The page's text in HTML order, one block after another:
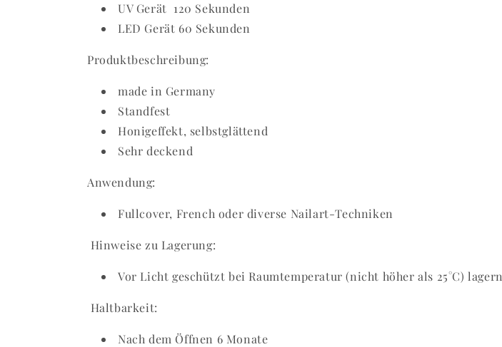
UV Gerät 120 Sekunden
LED Gerät 60 Sekunden
Produktbeschreibung:
made in Germany
Standfest
Honigeffekt, selbstglättend
Sehr deckend
Anwendung:
Fullcover, French oder diverse Nailart-Techniken
Hinweise zu Lagerung:
Vor Licht geschützt bei Raumtemperatur (nicht höher als 25°C) lagern
Haltbarkeit:
Nach dem Öffnen 6 Monate